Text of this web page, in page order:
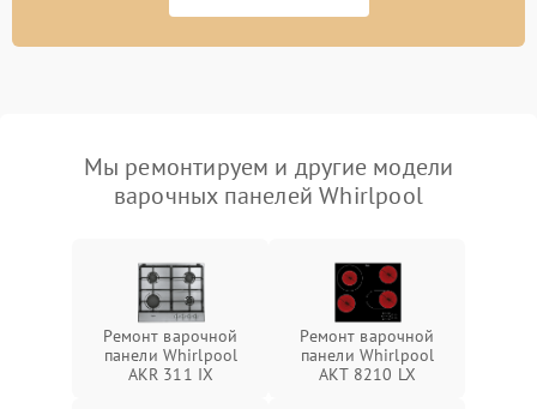
Мы ремонтируем и другие модели
варочных панелей Whirlpool
Ремонт варочной
панели Whirlpool
AKR 311 IX
Ремонт варочной
панели Whirlpool
AKT 8210 LX